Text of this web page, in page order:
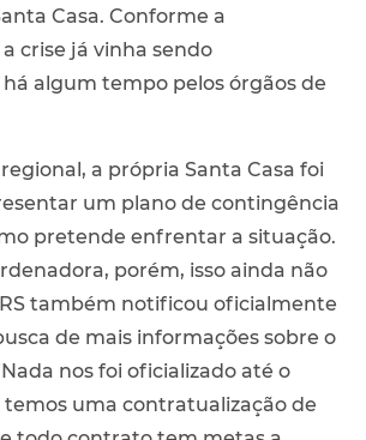
Casa. Conforme a
crise já vinha sendo
algum tempo pelos órgãos de
a própria Santa Casa foi
um plano de contingência
pretende enfrentar a situação.
porém, isso ainda não
também notificou oficialmente
de mais informações sobre o
nos foi oficializado até o
uma contratualização de